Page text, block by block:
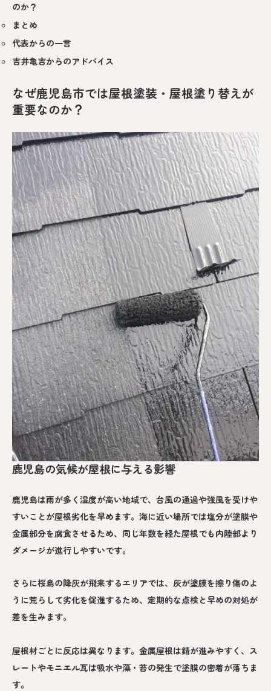
のか？
まとめ
代表からの一言
吉井亀吉からのアドバイス
なぜ鹿児島市では屋根塗装・屋根塗り替えが
重要なのか？
鹿児島の気候が屋根に与える影響
鹿児島は雨が多く湿度が高い地域で、台風の通過や強風を受けや
すいことが屋根劣化を早めます。海に近い場所では塩分が塗膜や
金属部分を腐食させるため、同じ年数を経た屋根でも内陸部より
ダメージが進行しやすいです。
さらに桜島の降灰が飛来するエリアでは、灰が塗膜を擦り傷のよ
うに荒らして劣化を促進するため、定期的な点検と早めの対処が
差を生みます。
屋根材ごとに反応は異なります。金属屋根は錆が進みやすく、ス
レートやモニエル瓦は吸水や藻・苔の発生で塗膜の密着が落ちま
す。